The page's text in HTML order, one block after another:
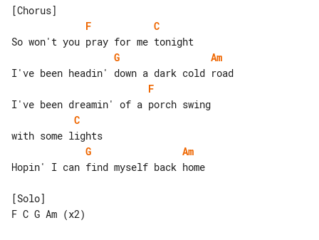
F
C
G
Am
F
C
G
Am
Hopin' I can find myself back home
[Solo]
F C G Am (x2)